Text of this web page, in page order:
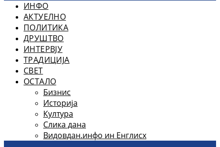
ИНФО
АКТУЕЛНО
ПОЛИТИКА
ДРУШТВО
ИНТЕРВЈУ
ТРАДИЦИЈА
СВЕТ
ОСТАЛО
Бизнис
Историја
Култура
Слика дана
Видовдан.инфо ин Енглисх